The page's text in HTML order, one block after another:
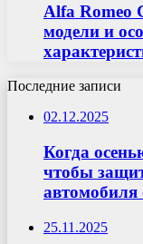
Alfa Romeo
модели и
Последние записи
02.12.2025
Когда
чтобы
автомобиля
25.11.2025